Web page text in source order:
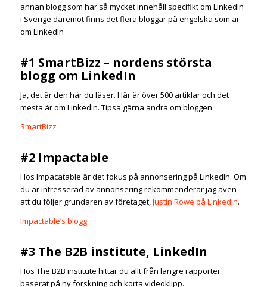
annan blogg som har så mycket innehåll specifikt om LinkedIn
i Sverige däremot finns det flera bloggar på engelska som är
om LinkedIn
#1 SmartBizz – nordens största
blogg om LinkedIn
Ja, det är den här du läser. Här är över 500 artiklar och det
mesta är om LinkedIn. Tipsa gärna andra om bloggen.
SmartBizz
#2 Impactable
Hos Impacatable är det fokus på annonsering på LinkedIn. Om
du är intresserad av annonsering rekommenderar jag även
att du följer grundaren av företaget,Justin Rowe på LinkedIn.
Impactable’s blogg
#3 The B2B institute, LinkedIn
Hos The B2B institute hittar du allt från längre rapporter
baserat på ny forskning och korta videoklipp.